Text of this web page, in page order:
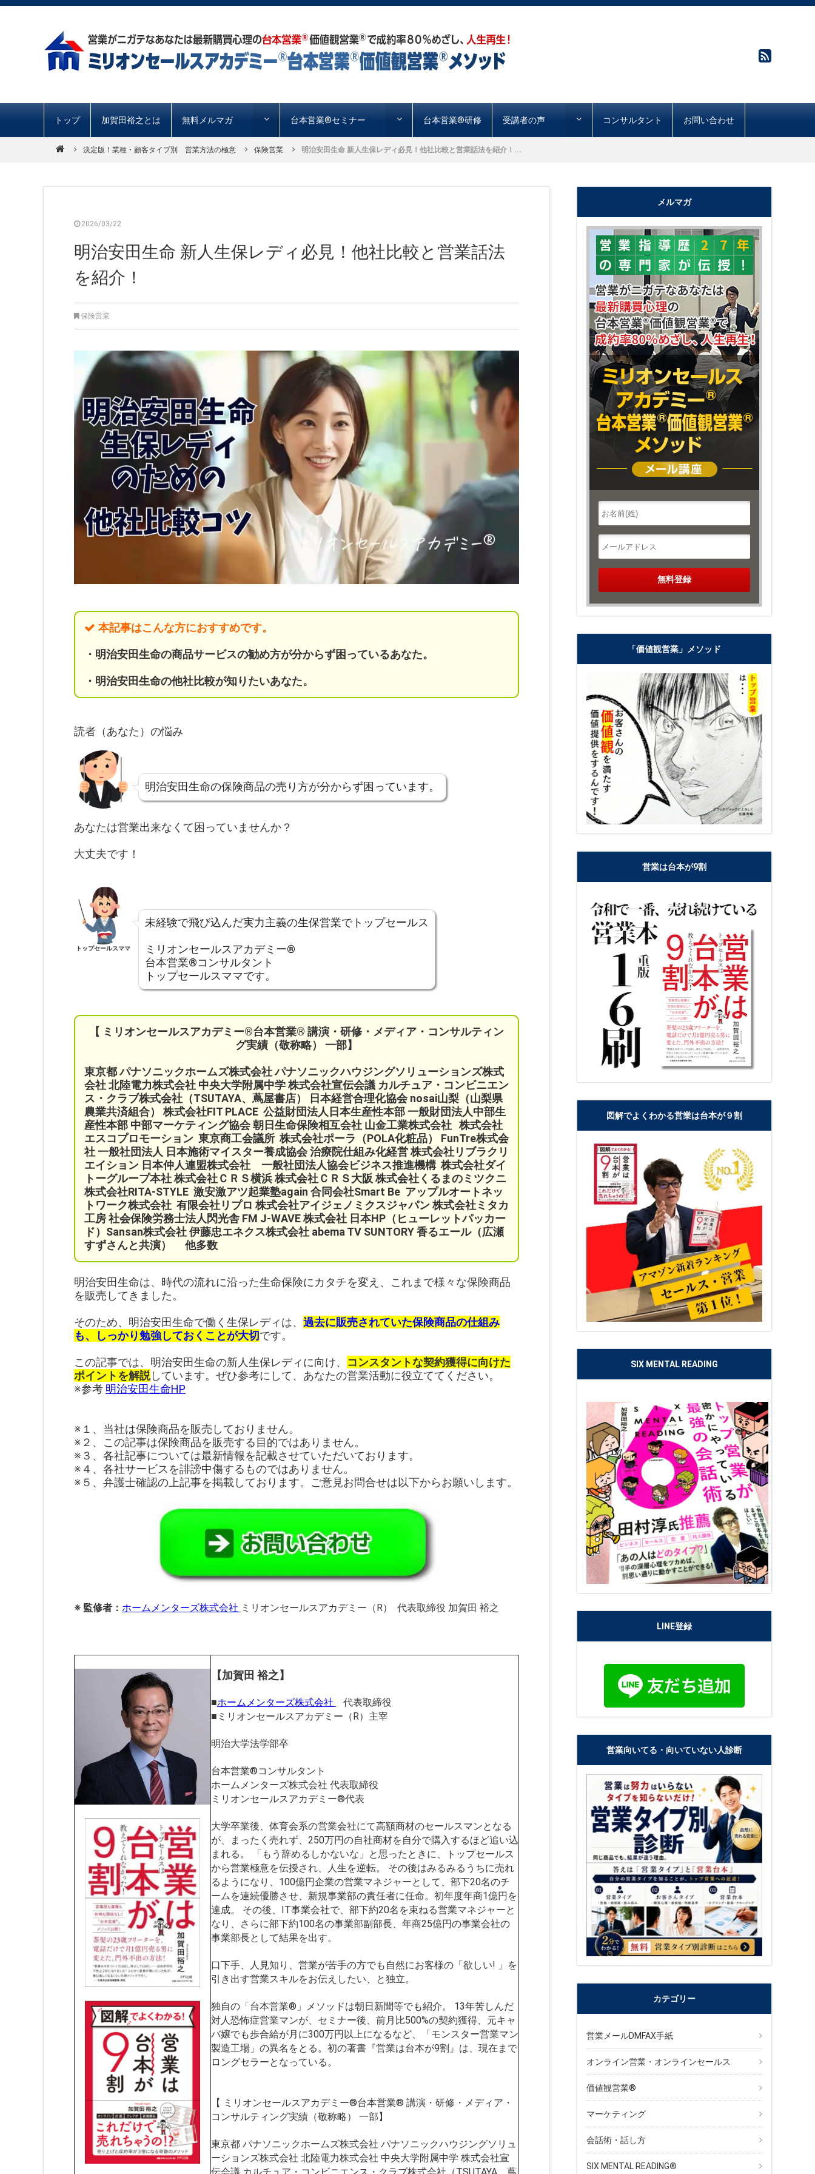
トップ 加賀田裕之とは 無料メルマガ 台本営業®︎セミナー 台本営業®︎研修 受講者の声 コンサルタント お問い合わせ
決定版！業種・顧客タイプ別 営業方法の極意 保険営業 明治安田生命 新人生保レディ必見！他社比較と営業話法を紹介！...
2026/03/22
明治安田生命 新人生保レディ必見！他社比較と営業話法
を紹介！
保険営業
本記事はこんな方におすすめです。
・明治安田生命の商品サービスの勧め方が分からず困っているあなた。
・明治安田生命の他社比較が知りたいあなた。
読者（あなた）の悩み
明治安田生命の保険商品の売り方が分からず困っています。
あなたは営業出来なくて困っていませんか？
大丈夫です！
トップセールスママ
未経験で飛び込んだ実力主義の生保営業でトップセールス
ミリオンセールスアカデミー®
台本営業®コンサルタント
トップセールスママです。
【 ミリオンセールスアカデミー®︎台本営業®︎ 講演・研修・メディア・コンサルティン
グ実績（敬称略） 一部】
東京都 パナソニックホームズ株式会社 パナソニックハウジングソリューションズ株式
会社 北陸電力株式会社 中央大学附属中学 株式会社宣伝会議 カルチュア・コンビニエン
ス・クラブ株式会社（TSUTAYA、蔦屋書店）
日本経営合理化協会nosai山梨（山梨県
農業共済組合）株式会社FIT PLACE 公益財団法人日本生産性本部一般財団法人中部生
産性本部 中部マーケティング協会朝日生命保険相互会社 山金工業株式会社株式会社
エスコプロモーション 東京商工会議所 株式会社ポーラ（POLA化粧品）
FunTre株式会
社一般社団法人 日本施術マイスター養成協会 治療院仕組み化経営株式会社リブラクリ
エイション 日本仲人連盟株式会社 一般社団法人協会ビジネス推進機構 株式会社ダイ
トーグループ本社 株式会社ＣＲＳ横浜 株式会社ＣＲＳ大阪 株式会社くるまのミツクニ
株式会社RITA-STYLE 激安激アツ起業塾again 合同会社Smart Be アップルオートネッ
トワーク株式会社 有限会社リプロ 株式会社アイジェノミクスジャパン 株式会社ミタカ
工房 社会保険労務士法人閃光舎 FM J-WAVE 株式会社 日本HP（ヒューレットパッカー
ド）Sansan株式会社 伊藤忠エネクス株式会社 abema TV SUNTORY 香るエール（広瀬
すずさんと共演） 他多数
明治安田生命は、時代の流れに沿った生命保険にカタチを変え、これまで様々な保険商品
を販売してきました。
そのため、明治安田生命で働く生保レディは、 過去に販売されていた保険商品の仕組み
も、しっかり勉強しておくことが大切です。
この記事では、明治安田生命の新人生保レディに向け、 コンスタントな契約獲得に向けた
ポイントを解説しています。ぜひ参考にして、あなたの営業活動に役立ててください。
※参考 明治安田生命HP
※１、当社は保険商品を販売しておりません。
※２、この記事は保険商品を販売する目的ではありません。
※３、各社記事については最新情報を記載させていただいております。
※４、各社サービスを誹謗中傷するものではありません。
※５、弁護士確認の上記事を掲載しております。ご意見お問合せは以下からお願いします。
※ 監修者： ホームメンターズ株式会社 ミリオンセールスアカデミー（R） 代表取締役 加賀田 裕之
【加賀田 裕之】
■ホームメンターズ株式会社
代表取締役
■ミリオンセールスアカデミー（R）主宰
明治大学法学部卒
台本営業®︎コンサルタント
ホームメンターズ株式会社 代表取締役
ミリオンセールスアカデミー®代表
大学卒業後、体育会系の営業会社にて高額商材のセールスマンとなる
が、まったく売れず、250万円の自社商材を自分で購入するほど追い込
まれる。 「もう辞めるしかないな」と思ったときに、トップセールス
から営業極意を伝授され、人生を逆転。 その後はみるみるうちに売れ
るようになり、100億円企業の営業マネジャーとして、部下20名のチ
ームを連続優勝させ、新規事業部の責任者に任命。初年度年商1億円を
達成。 その後、IT事業会社で、部下約20名を束ねる営業マネジャーと
なり、さらに部下約100名の事業部副部長、年商25億円の事業会社の
事業部長として結果を出す。
口下手、人見知り、営業が苦手の方でも自然にお客様の「欲しい! 」を
引き出す営業スキルをお伝えしたい、と独立。
独自の「台本営業®」メソッドは朝日新聞等でも紹介。 13年苦しんだ
対人恐怖症営業マンが、セミナー後、前月比500%の契約獲得、元キャ
バ嬢でも歩合給が月に300万円以上になるなど、「モンスター営業マン
製造工場」の異名をとる。初の著書『営業は台本が9割』は、現在まで
ロングセラーとなっている。
【 ミリオンセールスアカデミー®︎台本営業®︎ 講演・研修・メディア・
コンサルティング実績（敬称略） 一部】
東京都 パナソニックホームズ株式会社 パナソニックハウジングソリュ
ーションズ株式会社 北陸電力株式会社 中央大学附属中学 株式会社宣
メルマガ
「価値観営業」メソッド
営業は台本が9割
図解でよくわかる営業は台本が９割
SIX MENTAL READING
LINE登録
営業向いてる・向いていない人診断
カテゴリー
営業メールDMFAX手紙
オンライン営業・オンラインセールス
価値観営業®︎
マーケティング
会話術・話し方
SIX MENTAL READING®︎